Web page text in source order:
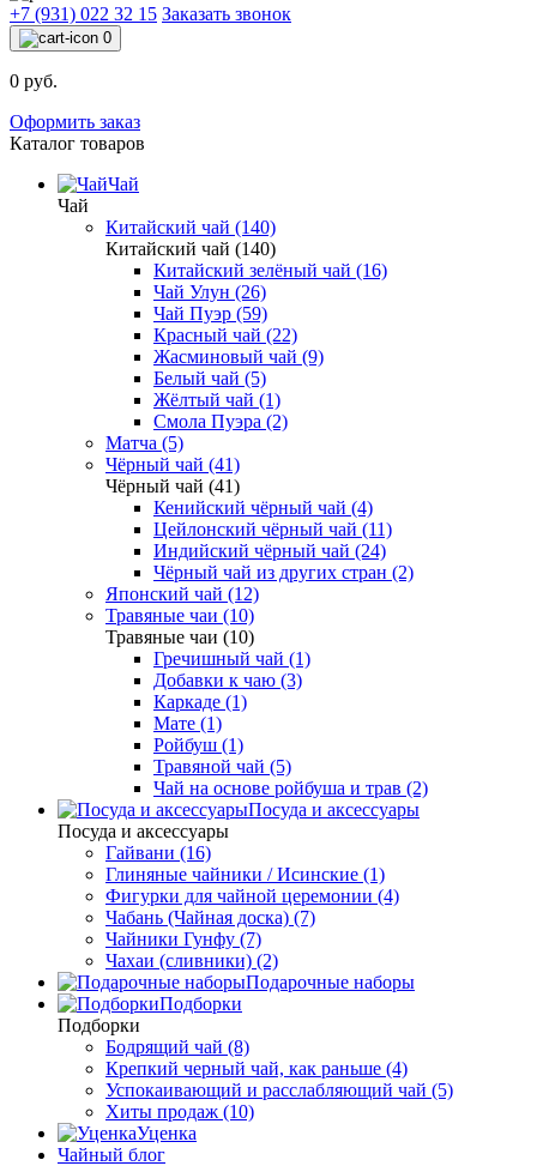
+7 (931) 022 32 15 Заказать звонок
0
0 руб.
Оформить заказ
Каталог товаров
Чай
Чай
Китайский чай (140)
Китайский чай (140)
Китайский зелёный чай (16)
Чай Улун (26)
Чай Пуэр (59)
Красный чай (22)
Жасминовый чай (9)
Белый чай (5)
Жёлтый чай (1)
Смола Пуэра (2)
Матча (5)
Чёрный чай (41)
Чёрный чай (41)
Кенийский чёрный чай (4)
Цейлонский чёрный чай (11)
Индийский чёрный чай (24)
Чёрный чай из других стран (2)
Японский чай (12)
Травяные чаи (10)
Травяные чаи (10)
Гречишный чай (1)
Добавки к чаю (3)
Каркаде (1)
Мате (1)
Ройбуш (1)
Травяной чай (5)
Чай на основе ройбуша и трав (2)
Посуда и аксессуары
Посуда и аксессуары
Гайвани (16)
Глиняные чайники / Исинские (1)
Фигурки для чайной церемонии (4)
Чабань (Чайная доска) (7)
Чайники Гунфу (7)
Чахаи (сливники) (2)
Подарочные наборы
Подборки
Подборки
Бодрящий чай (8)
Крепкий черный чай, как раньше (4)
Успокаивающий и расслабляющий чай (5)
Хиты продаж (10)
Уценка
Чайный блог